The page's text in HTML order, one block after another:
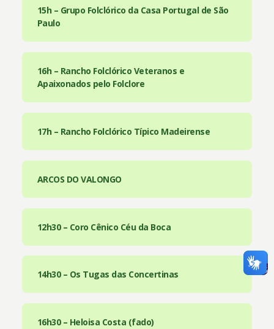
15h – Grupo Folclórico da Casa Portugal de São
Paulo
16h – Rancho Folclórico Veteranos e
Apaixonados pelo Folclore
17h – Rancho Folclórico Típico Madeirense
ARCOS DO VALONGO
12h30 – Coro Cênico Céu da Boca
14h30 – Os Tugas das Concertinas
16h30 – Heloisa Costa (fado)